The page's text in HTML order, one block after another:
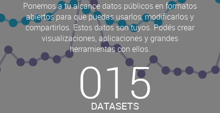
Ponemos a tu alcance datos públicos en formatos
abiertos para que puedas usarlos, modificarlos y
compartirlos. Estos datos son tuyos. Podés crear
visualizaciones, aplicaciones y grandes
herramientas con ellos.
015
DATASETS